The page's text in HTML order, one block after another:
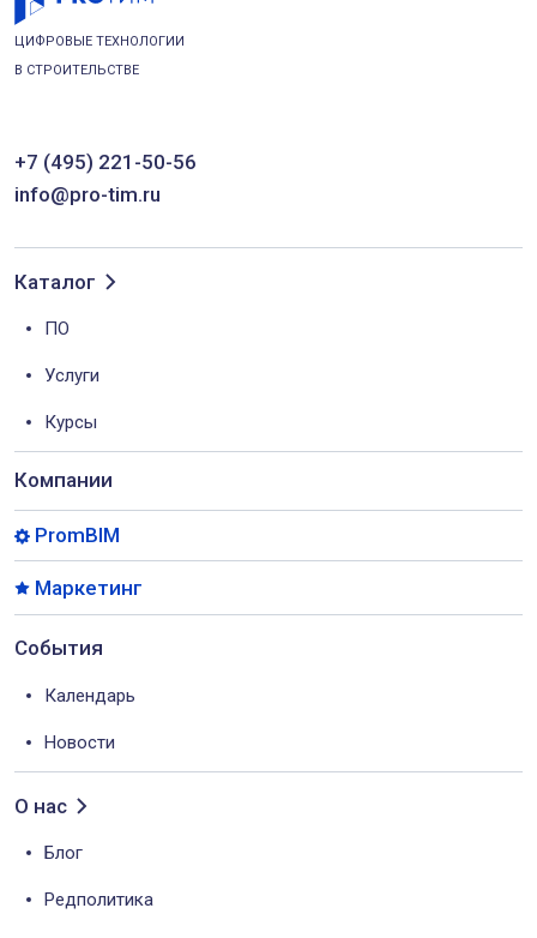
ЦИФРОВЫЕ ТЕХНОЛОГИИ
В СТРОИТЕЛЬСТВЕ
+7 (495) 221-50-56
info@pro-tim.ru
Каталог
ПО
Услуги
Курсы
Компании
PromBIM
Маркетинг
События
Календарь
Новости
О нас
Блог
Редполитика